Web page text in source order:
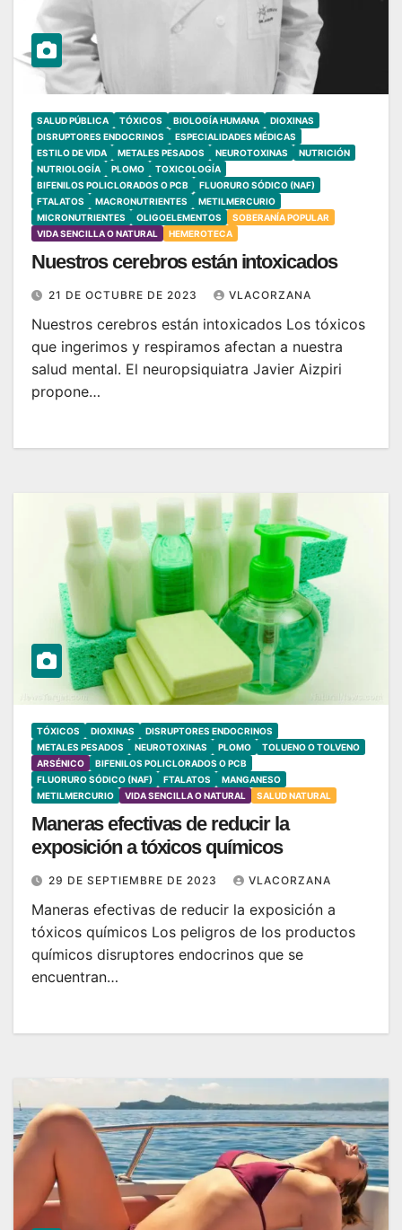
SALUD PÚBLICA TÓXICOS BIOLOGÍA HUMANA
DIOXINAS
DISRUPTORES ENDOCRINOS
ESPECIALIDADES MÉDICAS
ESTILO DE VIDA
METALES PESADOS NEUROTOXINAS
NUTRICIÓN
NUTRIOLOGÍA
PLOMO
TOXICOLOGÍA
BIFENILOS POLICLORADOS O PCB
FLUORURO SÓDICO (NAF)
FTALATOS
MACRONUTRIENTES
METILMERCURIO
MICRONUTRIENTES
OLIGOELEMENTOS
SOBERANÍA POPULAR
VIDA SENCILLA O NATURAL
HEMEROTECA
Nuestros cerebros están intoxicados
21 DE OCTUBRE DE 2023 VLACORZANA
Nuestros cerebros están intoxicados Los tóxicos
que ingerimos y respiramos afectan a nuestra
salud mental. El neuropsiquiatra Javier Aizpiri
propone…
TÓXICOS DIOXINAS
DISRUPTORES ENDOCRINOS
METALES PESADOS
NEUROTOXINAS PLOMO
TOLUENO O TOLVENO
ARSÉNICO
BIFENILOS POLICLORADOS O PCB
FLUORURO SÓDICO (NAF)
FTALATOS
MANGANESO
METILMERCURIO
VIDA SENCILLA O NATURAL SALUD NATURAL
Maneras efectivas de reducir la
exposición a tóxicos químicos
29 DE SEPTIEMBRE DE 2023 VLACORZANA
Maneras efectivas de reducir la exposición a
tóxicos químicos Los peligros de los productos
químicos disruptores endocrinos que se
encuentran…